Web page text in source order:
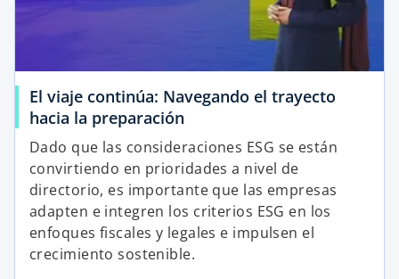
El viaje continúa: Navegando el trayecto
hacia la preparación
Dado que las consideraciones ESG se están
convirtiendo en prioridades a nivel de
directorio, es importante que las empresas
adapten e integren los criterios ESG en los
enfoques fiscales y legales e impulsen el
crecimiento sostenible.